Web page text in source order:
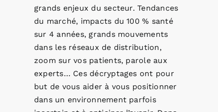
grands enjeux du secteur. Tendances
du marché, impacts du 100 % santé
sur 4 années, grands mouvements
dans les réseaux de distribution,
zoom sur vos patients, parole aux
experts… Ces décryptages ont pour
but de vous aider à vous positionner
dans un environnement parfois